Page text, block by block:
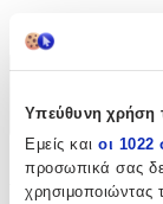
Υπεύθυνη χρήση
Εμείς και οι 1022
προσωπικά σας
χρησιμοποιώντας
+